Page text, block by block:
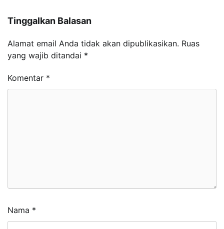
Tinggalkan Balasan
Alamat email Anda tidak akan dipublikasikan. Ruas
yang wajib ditandai *
Komentar *
Nama *